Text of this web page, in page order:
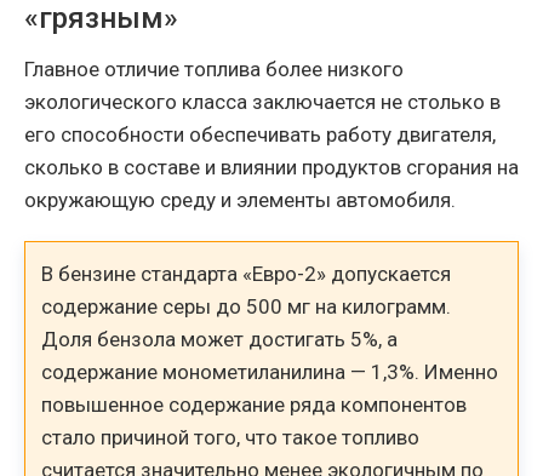
«грязным»
Главное отличие топлива более низкого
экологического класса заключается не столько в
его способности обеспечивать работу двигателя,
сколько в составе и влиянии продуктов сгорания на
окружающую среду и элементы автомобиля.
В бензине стандарта «Евро-2» допускается
содержание серы до 500 мг на килограмм.
Доля бензола может достигать 5%, а
содержание монометиланилина — 1,3%. Именно
повышенное содержание ряда компонентов
стало причиной того, что такое топливо
считается значительно менее экологичным по